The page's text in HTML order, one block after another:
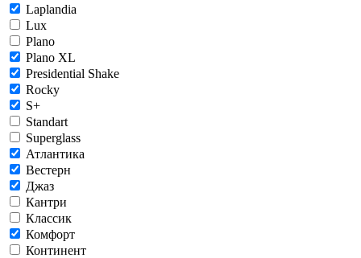
Laplandia
Lux
Plano
Plano XL
Presidential Shake
Rocky
S+
Standart
Superglass
Атлантика
Вестерн
Джаз
Кантри
Классик
Комфорт
Континент